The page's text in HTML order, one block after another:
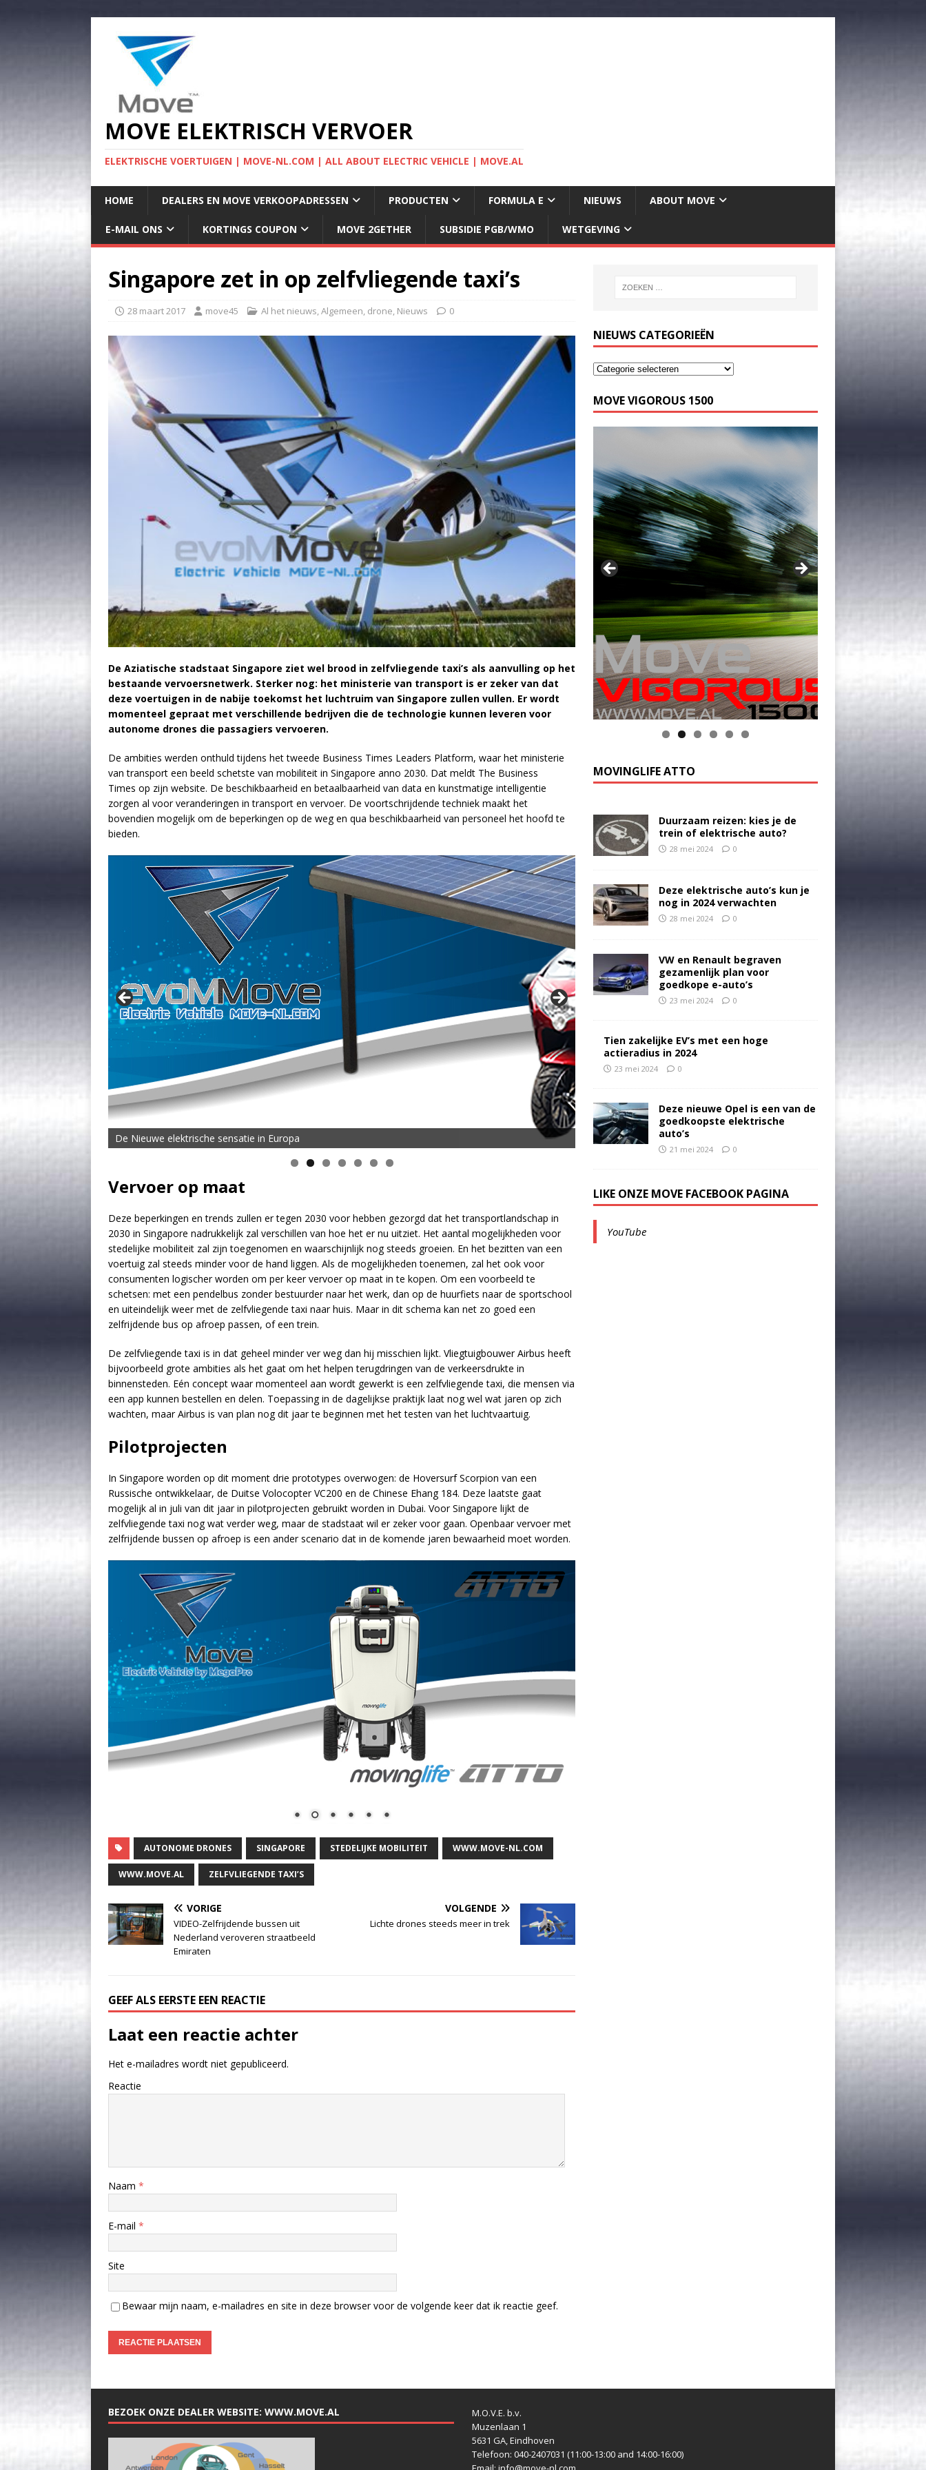
MOVE ELEKTRISCH VERVOER
ELEKTRISCHE VOERTUIGEN | MOVE-NL.COM | ALL ABOUT ELECTRIC VEHICLE | MOVE.AL
HOME DEALERS EN MOVE VERKOOPADRESSEN PRODUCTEN FORMULA E NIEUWS ABOUT MOVE
E-MAIL ONS KORTINGS COUPON MOVE 2GETHER SUBSIDIE PGB/WMO WETGEVING
Singapore zet in op zelfvliegende taxi’s
28 maart 2017 move45 Al het nieuws,Algemeen, drone, Nieuws 0
De Aziatische stadstaat Singapore ziet wel brood in zelfvliegende taxi’s als aanvulling op het
bestaande vervoersnetwerk. Sterker nog: het ministerie van transport is er zeker van dat
deze voertuigen in de nabije toekomst het luchtruim van Singapore zullen vullen. Er wordt
momenteel gepraat met verschillende bedrijven die de technologie kunnen leveren voor
autonome drones die passagiers vervoeren.
De ambities werden onthuld tijdens het tweede Business Times Leaders Platform, waar het ministerie
van transport een beeld schetste van mobiliteit in Singapore anno 2030. Dat meldt The Business
Times op zijn website. De beschikbaarheid en betaalbaarheid van data en kunstmatige intelligentie
zorgen al voor veranderingen in transport en vervoer. De voortschrijdende techniek maakt het
bovendien mogelijk om de beperkingen op de weg en qua beschikbaarheid van personeel het hoofd te
bieden.
De Nieuwe elektrische sensatie in Europa
De MOVE Vigorous 1500 Highline | 45 km Topsnelheid en 50 km Actieradius
Vervoer op maat
Deze beperkingen en trends zullen er tegen 2030 voor hebben gezorgd dat het transportlandschap in
2030 in Singapore nadrukkelijk zal verschillen van hoe het er nu uitziet. Het aantal mogelijkheden voor
stedelijke mobiliteit zal zijn toegenomen en waarschijnlijk nog steeds groeien. En het bezitten van een
voertuig zal steeds minder voor de hand liggen. Als de mogelijkheden toenemen, zal het ook voor
consumenten logischer worden om per keer vervoer op maat in te kopen. Om een voorbeeld te
schetsen: met een pendelbus zonder bestuurder naar het werk, dan op de huurfiets naar de sportschool
en uiteindelijk weer met de zelfvliegende taxi naar huis. Maar in dit schema kan net zo goed een
zelfrijdende bus op afroep passen, of een trein.
De zelfvliegende taxi is in dat geheel minder ver weg dan hij misschien lijkt. Vliegtuigbouwer Airbus heeft
bijvoorbeeld grote ambities als het gaat om het helpen terugdringen van de verkeersdrukte in
binnensteden. Eén concept waar momenteel aan wordt gewerkt is een zelfvliegende taxi, die mensen via
een app kunnen bestellen en delen. Toepassing in de dagelijkse praktijk laat nog wel wat jaren op zich
wachten, maar Airbus is van plan nog dit jaar te beginnen met het testen van het luchtvaartuig.
Pilotprojecten
In Singapore worden op dit moment drie prototypes overwogen: de Hoversurf Scorpion van een
Russische ontwikkelaar, de Duitse Volocopter VC200 en de Chinese Ehang 184. Deze laatste gaat
mogelijk al in juli van dit jaar in pilotprojecten gebruikt worden in Dubai. Voor Singapore lijkt de
zelfvliegende taxi nog wat verder weg, maar de stadstaat wil er zeker voor gaan. Openbaar vervoer met
zelfrijdende bussen op afroep is een ander scenario dat in de komende jaren bewaarheid moet worden.
AUTONOME DRONES SINGAPORE STEDELIJKE MOBILITEIT WWW.MOVE-NL.COM
WWW.MOVE.AL ZELFVLIEGENDE TAXI’S
VORIGE
VIDEO-Zelfrijdende bussen uit
Nederland veroveren straatbeeld
Emiraten
VOLGENDE
Lichte drones steeds meer in trek
GEEF ALS EERSTE EEN REACTIE
Laat een reactie achter
Het e-mailadres wordt niet gepubliceerd.
Reactie
Naam *
E-mail *
Site
Bewaar mijn naam, e-mailadres en site in deze browser voor de volgende keer dat ik reactie geef.
NIEUWS CATEGORIEËN
MOVE VIGOROUS 1500
Klik op de foto voor meer informatie
MOVINGLIFE ATTO
Duurzaam reizen: kies je de
trein of elektrische auto?
28 mei 2024 0
Deze elektrische auto’s kun je
nog in 2024 verwachten
28 mei 2024 0
VW en Renault begraven
gezamenlijk plan voor
goedkope e-auto’s
23 mei 2024 0
Tien zakelijke EV’s met een hoge
actieradius in 2024
23 mei 2024 0
Deze nieuwe Opel is een van de
goedkoopste elektrische
auto’s
21 mei 2024 0
LIKE ONZE MOVE FACEBOOK PAGINA
YouTube
BEZOEK ONZE DEALER WEBSITE: WWW.MOVE.AL
M.O.V.E. b.v.
Muzenlaan 1
5631 GA, Eindhoven
Telefoon: 040-2407031 (11:00-13:00 and 14:00-16:00)